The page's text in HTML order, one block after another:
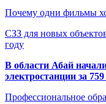
Почему одни фильмы
СЗЗ для новых
году
В области Абай
электростанции за
Профессиональное